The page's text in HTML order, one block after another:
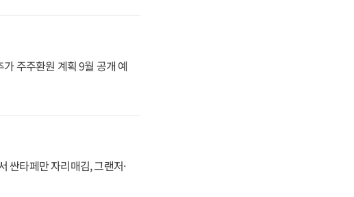
주주환원 계획 9월 공개 예
싼타페만 자리매김, 그랜저·